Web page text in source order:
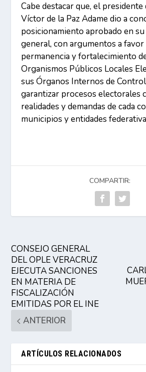
Cabe destacar que, el presidente
Víctor de la Paz Adame dio a
posicionamiento aprobado en su
general, con argumentos a favor
permanencia y fortalecimiento
Organismos Públicos Locales
sus Órganos Internos de
garantizar procesos electorales
realidades y demandas de cada
municipios y entidades
COMPARTIR:
CONSEJO GENERAL
DEL OPLE VERACRUZ
EJECUTA SANCIONES
EN MATERIA DE
FISCALIZACIÓN
EMITIDAS POR EL INE
ANTERIOR
ARTÍCULOS RELACIONADOS